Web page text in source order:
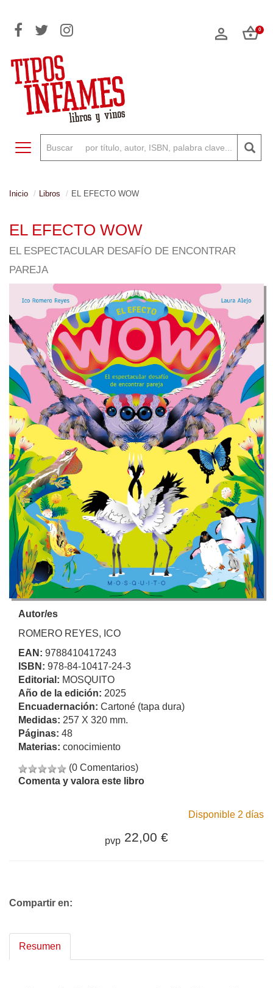
0
Toggle navigation
Inicio Libros EL EFECTO WOW
EL EFECTO WOW
EL ESPECTACULAR DESAFÍO DE ENCONTRAR
PAREJA
Autor/es
ROMERO REYES, ICO
EAN: 9788410417243
ISBN: 978-84-10417-24-3
Editorial: MOSQUITO
Año de la edición: 2025
Encuadernación: Cartoné (tapa dura)
Medidas: 257 X 320 mm.
Páginas: 48
Materias: conocimiento
(0 Comentarios)
Comenta y valora este libro
Disponible 2 días
pvp 22,00 €
Compartir en:
Resumen